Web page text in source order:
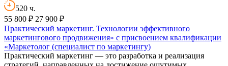
520 ч.
55 800 ₽ 27 900 ₽
Практический маркетинг. Технологии эффективного
маркетингового продвижения» с присвоением квалификации
«Маркетолог (специалист по маркетингу)
Практический маркетинг — это разработка и реализация